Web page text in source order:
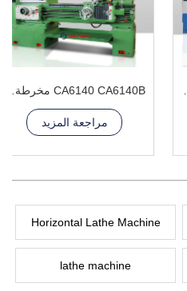
مراجعة المزيد
Horizontal Lathe Machine
lathe machine